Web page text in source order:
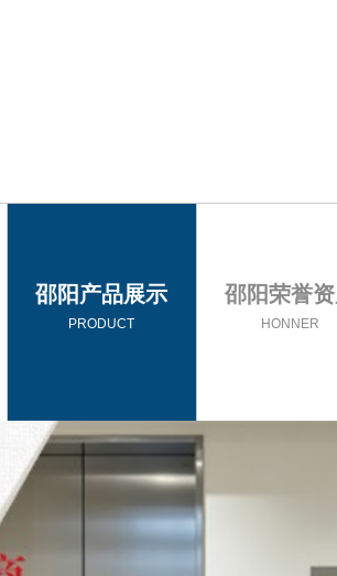
邵阳产品展示
PRODUCT
邵阳荣誉
HONNER